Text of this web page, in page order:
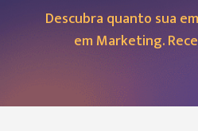
Descubra quanto sua
em Marketing.